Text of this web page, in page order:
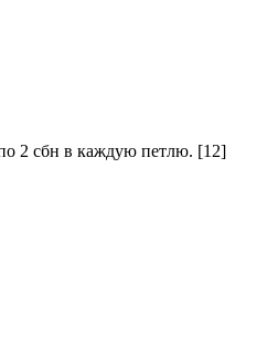
2 сбн в каждую петлю. [12]